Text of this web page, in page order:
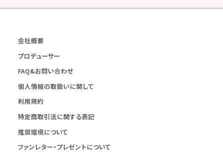
会社概要
プロデューサー
FAQ&お問い合わせ
個人情報の取扱いに関して
利用規約
特定商取引法に関する表記
推奨環境について
ファンレター・プレゼントについて